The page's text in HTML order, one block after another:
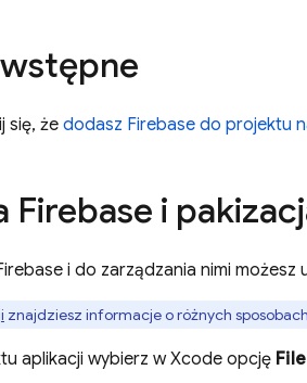
wstępne
się, że dodasz Firebase do projektu
Firebase i
i do zarządzania nimi
znajdziesz informacje o różnych
aplikacji wybierz w Xcode opcję